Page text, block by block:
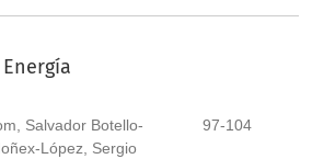
Salvador Botello-
López, Sergio
97-104